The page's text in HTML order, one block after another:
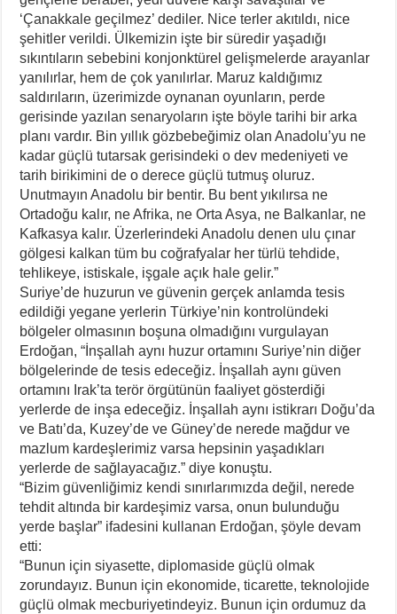
‘Çanakkale geçilmez’ dediler. Nice terler akıtıldı, nice
şehitler verildi. Ülkemizin işte bir süredir yaşadığı
sıkıntıların sebebini konjonktürel gelişmelerde arayanlar
yanılırlar, hem de çok yanılırlar. Maruz kaldığımız
saldırıların, üzerimizde oynanan oyunların, perde
gerisinde yazılan senaryoların işte böyle tarihi bir arka
planı vardır. Bin yıllık gözbebeğimiz olan Anadolu’yu ne
kadar güçlü tutarsak gerisindeki o dev medeniyeti ve
tarih birikimini de o derece güçlü tutmuş oluruz.
Unutmayın Anadolu bir bentir. Bu bent yıkılırsa ne
Ortadoğu kalır, ne Afrika, ne Orta Asya, ne Balkanlar, ne
Kafkasya kalır. Üzerlerindeki Anadolu denen ulu çınar
gölgesi kalkan tüm bu coğrafyalar her türlü tehdide,
tehlikeye, istiskale, işgale açık hale gelir.”
Suriye’de huzurun ve güvenin gerçek anlamda tesis
edildiği yegane yerlerin Türkiye’nin kontrolündeki
bölgeler olmasının boşuna olmadığını vurgulayan
Erdoğan, “İnşallah aynı huzur ortamını Suriye’nin diğer
bölgelerinde de tesis edeceğiz. İnşallah aynı güven
ortamını Irak’ta terör örgütünün faaliyet gösterdiği
yerlerde de inşa edeceğiz. İnşallah aynı istikrarı Doğu’da
ve Batı’da, Kuzey’de ve Güney’de nerede mağdur ve
mazlum kardeşlerimiz varsa hepsinin yaşadıkları
yerlerde de sağlayacağız.” diye konuştu.
“Bizim güvenliğimiz kendi sınırlarımızda değil, nerede
tehdit altında bir kardeşimiz varsa, onun bulunduğu
yerde başlar” ifadesini kullanan Erdoğan, şöyle devam
etti:
“Bunun için siyasette, diplomaside güçlü olmak
zorundayız. Bunun için ekonomide, ticarette, teknolojide
güçlü olmak mecburiyetindeyiz. Bunun için ordumuz da